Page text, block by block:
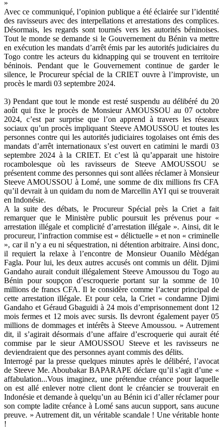
»
Avec ce communiqué, l’opinion publique a été éclairée sur l’identité
des ravisseurs avec des interpellations et arrestations des complices.
Désormais, les regards sont tournés vers les autorités béninoises.
Tout le monde se demande si le Gouvernement du Bénin va mettre
en exécution les mandats d’arrêt émis par les autorités judiciaires du
Togo contre les acteurs du kidnapping qui se trouvent en territoire
béninois. Pendant que le Gouvernement continue de garder le
silence, le Procureur spécial de la CRIET ouvre à l’improviste, un
procès le mardi 03 septembre 2024.
3) Pendant que tout le monde est resté suspendu au délibéré du 20
août qui fixe le procès de Monsieur AMOUSSOU au 07 octobre
2024, c’est par surprise que l’on apprend à travers les réseaux
sociaux qu’un procès impliquant Steeve AMOUSSOU et toutes les
personnes contre qui les autorités judiciaires togolaises ont émis des
mandats d’arrêt internationaux s’est ouvert en catimini le mardi 03
septembre 2024 à la CRIET. Et c’est là qu’apparait une histoire
rocambolesque où les ravisseurs de Steeve AMOUSSOU se
présentent comme des personnes qui sont allées réclamer à Monsieur
Steeve AMOUSSOU à Lomé, une somme de dix millions frs CFA
qu’il devrait à un quidam du nom de Marcellin AYI qui se trouverait
en Indonésie.
A la suite des débats, le Procureur Spécial près la Criet a fait
remarquer que le Ministère public poursuit les prévenus pour «
arrestation illégale et complicité d’arrestation illégale ». Ainsi, dit le
procureur, l’infraction commise est « délictuelle » et non « criminelle
», car il n’y a eu ni séquestration, ni détention arbitraire. Ainsi donc,
il requiert la relaxe à l’encontre de Monsieur Ouanilo Mèdégan
Fagla. Pour lui, les deux autres accusés ont commis un délit. Djimi
Gandaho aurait conduit illégalement Steeve Amoussou du Togo au
Bénin pour soupçon d’escroquerie portant sur la somme de 10
millions de francs CFA. Il le considère comme l’acteur principal de
cette arrestation illégale. Et pour cela, la Criet « condamne Djimi
Gandaho et Géraud Gbaguidi à 24 mois d’emprisonnement dont 12
mois fermes et 12 mois avec sursis. Ils devront également payer 05
millions de dommages et intérêts à Steeve Amoussou. » Autrement
dit, il s’agirait désormais d’une affaire d’escroquerie qui aurait été
commise par le sieur AMOUSSOU Steeve et les ravisseurs ne
deviendraient que des personnes ayant commis des délits.
Interrogé par la presse quelques minutes après le délibéré, l’avocat
de Steeve Me. Aboubakar BAPARAPE déclare qu’il s’agit d’une «
affabulation...Vous imaginez, une prétendue créance pour laquelle
on est allé enlever notre client dont le créancier se trouverait en
Indonésie et demande à quelqu’un au Bénin ici d’aller réclamer pour
son compte ladite créance à Lomé sans aucun support, sans aucune
preuve. » Autrement dit, un véritable scandale ! Une véritable honte
!